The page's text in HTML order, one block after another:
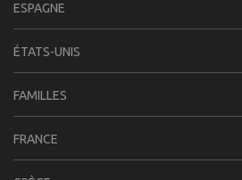
ESPAGNE
ÉTATS-UNIS
FAMILLES
FRANCE